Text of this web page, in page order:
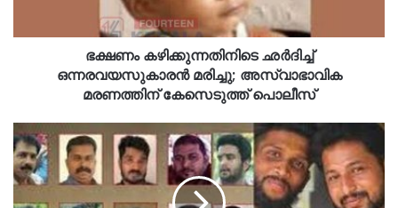
ഭക്ഷണം കഴിക്കുന്നതിനിടെ ഛര്‍ദിച്ച്
ഒന്നരവയസുകാരന്‍ മരിച്ചു; അസ്വാഭാവിക
മരണത്തിന് കേസെടുത്ത് പൊലീസ്